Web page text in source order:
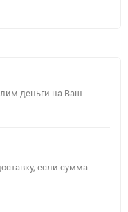
деньги на Ваш
если сумма